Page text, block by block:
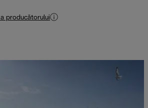
a producătorului